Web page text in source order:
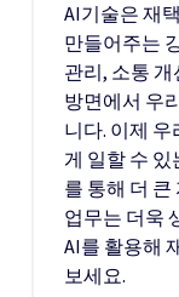
AI기술은 재
만들어주는
관리, 소통
방면에서 우
니다. 이제
게 일할 수
를 통해 더
업무는 더욱
AI를 활용해
보세요.